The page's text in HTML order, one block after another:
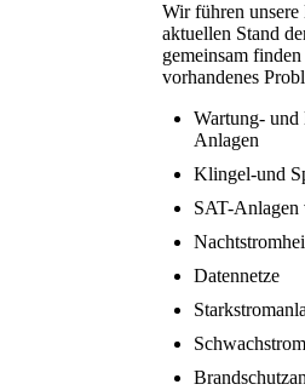
Wir führen unsere
aktuellen Stand
gemeinsam
vorhandenes
Wartung- und
Anlagen
Klingel-und
SAT-Anlagen
Datennetze